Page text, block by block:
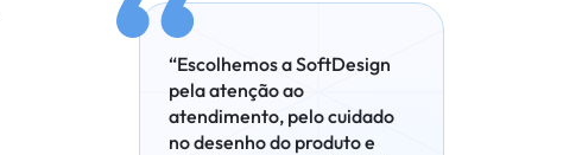
“Escolhemos a SoftDesign
pela atenção ao
atendimento, pelo cuidado
no desenho do produto e